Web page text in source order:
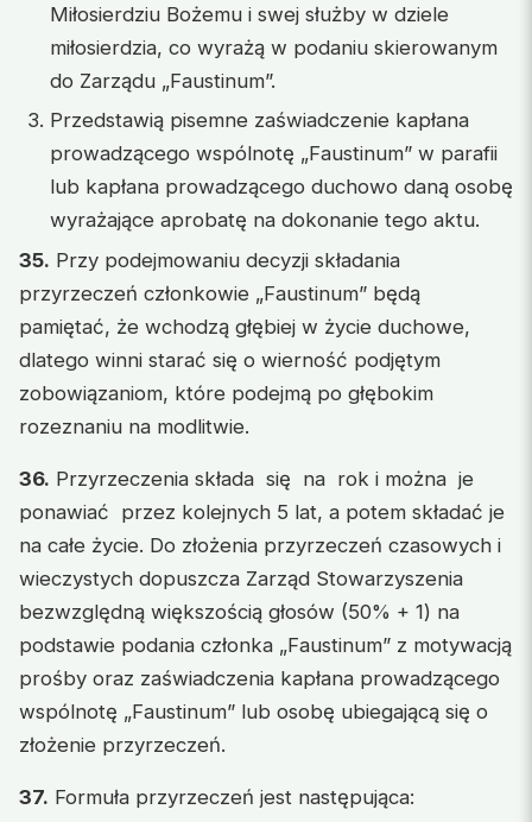
Miłosierdziu Bożemu i swej służby w dziele
miłosierdzia, co wyrażą w podaniu skierowanym
do Zarządu „Faustinum”.
Przedstawią pisemne zaświadczenie kapłana
prowadzącego wspólnotę „Faustinum” w parafii
lub kapłana prowadzącego duchowo daną osobę
wyrażające aprobatę na dokonanie tego aktu.
35. Przy podejmowaniu decyzji składania
przyrzeczeń członkowie „Faustinum” będą
pamiętać, że wchodzą głębiej w życie duchowe,
dlatego winni starać się o wierność podjętym
zobowiązaniom, które podejmą po głębokim
rozeznaniu na modlitwie.
36. Przyrzeczenia składa się na rok i można je
ponawiać przez kolejnych 5 lat, a potem składać je
na całe życie. Do złożenia przyrzeczeń czasowych i
wieczystych dopuszcza Zarząd Stowarzyszenia
bezwzględną większością głosów (50% + 1) na
podstawie podania członka „Faustinum” z motywacją
prośby oraz zaświadczenia kapłana prowadzącego
wspólnotę „Faustinum” lub osobę ubiegającą się o
złożenie przyrzeczeń.
37. Formuła przyrzeczeń jest następująca: